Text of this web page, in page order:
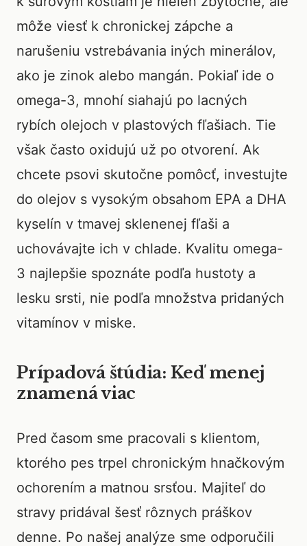
môže viesť k chronickej zápche a
narušeniu vstrebávania iných minerálov,
ako je zinok alebo mangán. Pokiaľ ide o
omega-3, mnohí siahajú po lacných
rybích olejoch v plastových fľašiach. Tie
však často oxidujú už po otvorení. Ak
chcete psovi skutočne pomôcť, investujte
do olejov s vysokým obsahom EPA a DHA
kyselín v tmavej sklenenej fľaši a
uchovávajte ich v chlade. Kvalitu omega-
3 najlepšie spoznáte podľa hustoty a
lesku srsti, nie podľa množstva pridaných
vitamínov v miske.
Prípadová štúdia: Keď menej
znamená viac
Pred časom sme pracovali s klientom,
ktorého pes trpel chronickým hnačkovým
ochorením a matnou srsťou. Majiteľ do
stravy pridával šesť rôznych práškov
denne. Po našej analýze sme odporučili